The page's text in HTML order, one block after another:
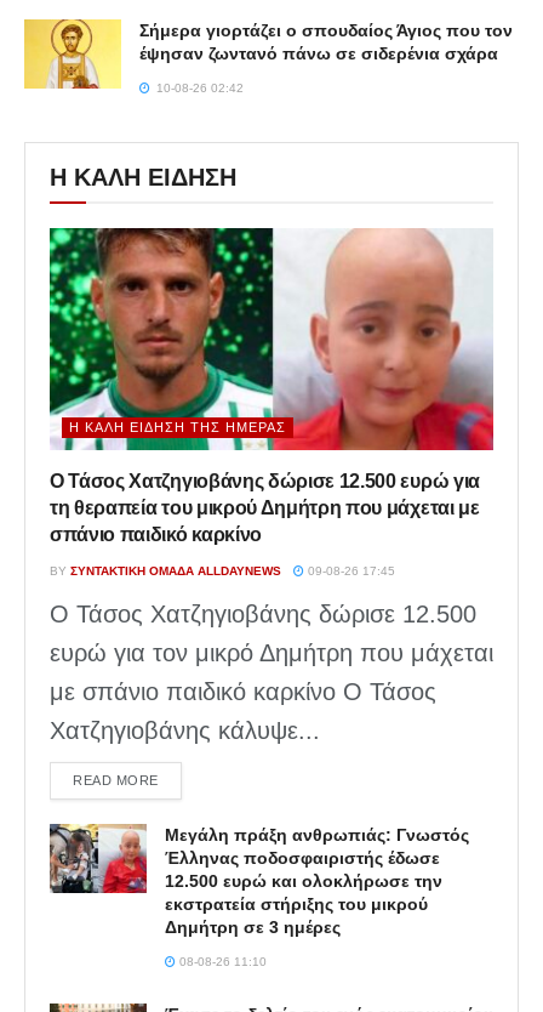
Σήμερα γιορτάζει ο σπουδαίος Άγιος που τον
έψησαν ζωντανό πάνω σε σιδερένια σχάρα
10-08-26 02:42
Η ΚΑΛΗ ΕΙΔΗΣΗ
Η ΚΑΛΉ ΕΊΔΗΣΗ ΤΗΣ ΗΜΈΡΑΣ
Ο Τάσος Χατζηγιοβάνης δώρισε 12.500 ευρώ για
τη θεραπεία του μικρού Δημήτρη που μάχεται με
σπάνιο παιδικό καρκίνο
BY ΣΥΝΤΑΚΤΙΚΉ ΟΜΆΔΑ ALLDAYNEWS 09-08-26 17:45
Ο Τάσος Χατζηγιοβάνης δώρισε 12.500
ευρώ για τον μικρό Δημήτρη που μάχεται
με σπάνιο παιδικό καρκίνο Ο Τάσος
Χατζηγιοβάνης κάλυψε...
READ MOREDETAILS
Μεγάλη πράξη ανθρωπιάς: Γνωστός
Έλληνας ποδοσφαιριστής έδωσε
12.500 ευρώ και ολοκλήρωσε την
εκστρατεία στήριξης του μικρού
Δημήτρη σε 3 ημέρες
08-08-26 11:10